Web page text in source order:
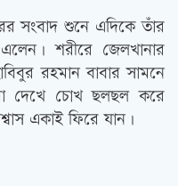
সংবাদ শুনে এদিকে তাঁর
শরীরে জেলখানার
রহমান বাবার সামনে
দেখে চোখ ছলছল করে
একাই ফিরে যান।